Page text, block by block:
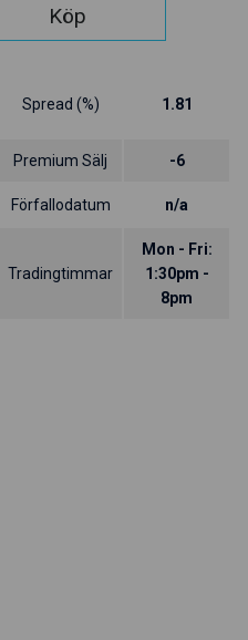
Köp
Spread (%) 1.81
Premium Sälj -6
Förfallodatum n/a
Tradingtimmar
Mon - Fri:
1:30pm -
8pm